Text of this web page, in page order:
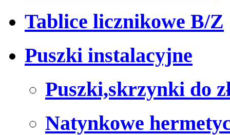
Tablice licznikowe B/Z
Puszki instalacyjne
Puszki,skrzynki do
Natynkowe